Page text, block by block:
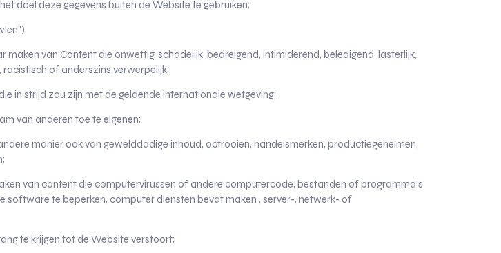
doel deze gegevens buiten de Website te gebruiken;
van Content die onwettig, schadelijk, bedreigend, intimiderend, beledigend, lasterlijk,
of anderszins verwerpelijk;
in strijd zou zijn met de geldende internationale wetgeving;
van anderen toe te eigenen;
manier ook van gewelddadige inhoud, octrooien, handelsmerken, productiegeheimen,
van content die computervirussen of andere computercode, bestanden of programma’s
te beperken, computer diensten bevat maken , server-, netwerk- of
te krijgen tot de Website verstoort;